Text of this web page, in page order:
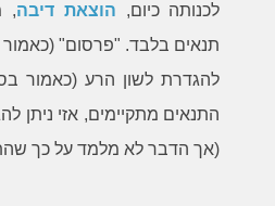
לכנותה כיום, הוצאת דיבה,
התנאים מתקיימים, אזי ניתן
(אך הדבר לא מלמד על כך